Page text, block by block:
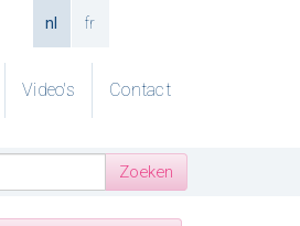
nl fr
Video's Contact